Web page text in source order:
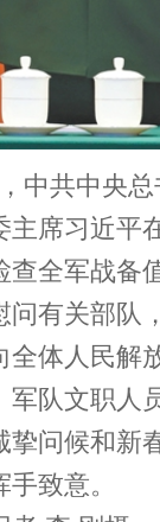
中共中央
主席习近平
查全军战备
问有关部队
全体人民解
军队文职人
挚问候和新
致意。